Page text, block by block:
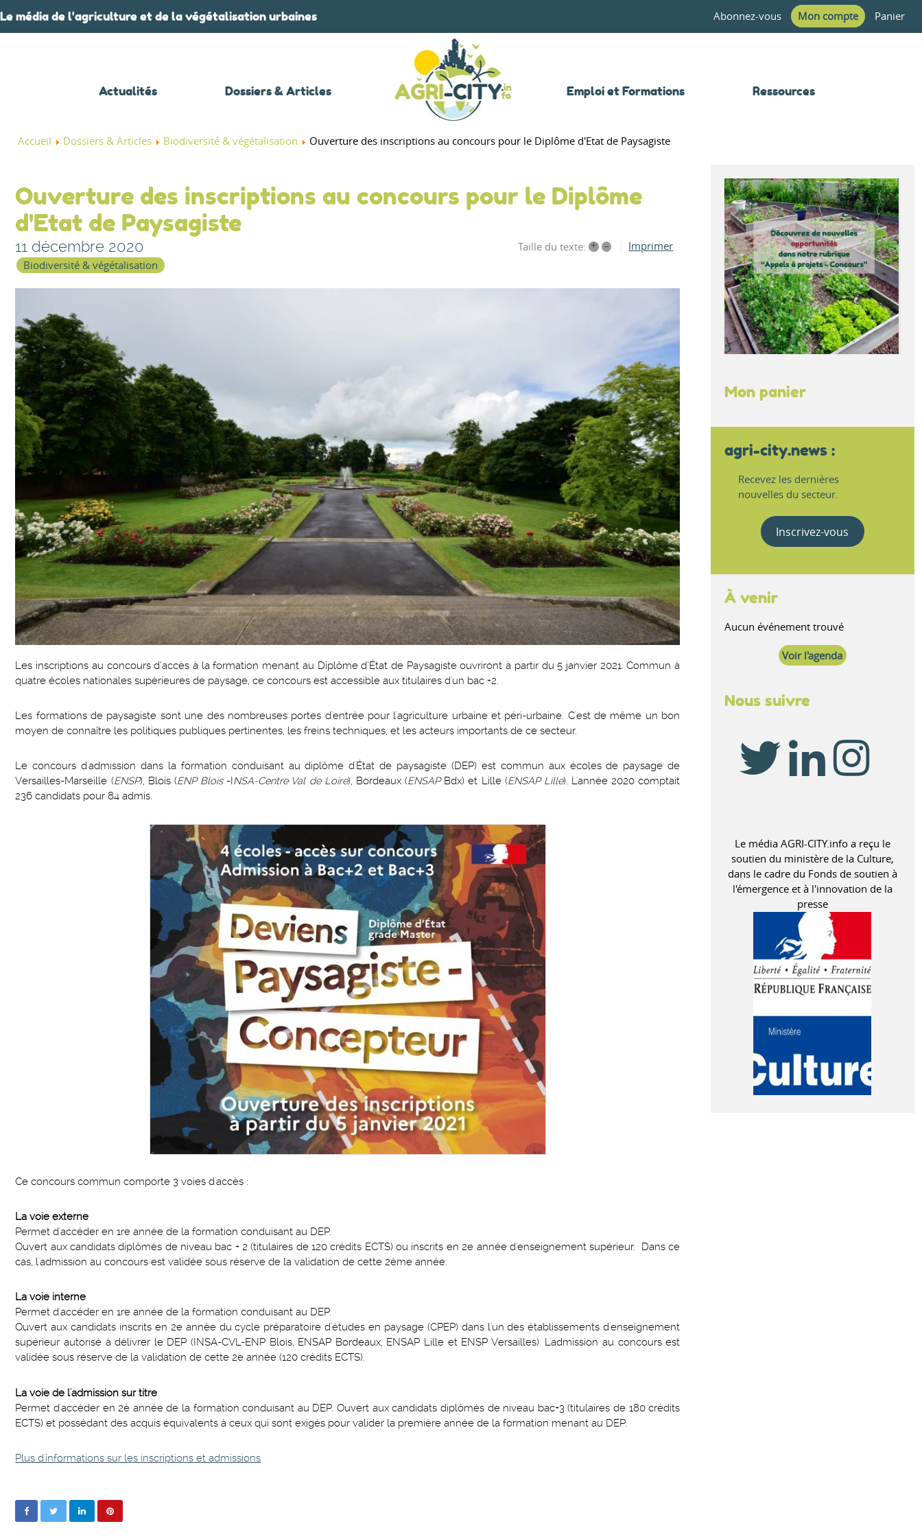
Le média de l'agriculture et de la végétalisation urbaines Abonnez-vous Mon compte Panier
Actualités Dossiers & Articles Emploi et Formations Ressources
Accueil Dossiers & Articles Biodiversité & végétalisation Ouverture des inscriptions au concours pour le Diplôme d'Etat de Paysagiste
Ouverture des inscriptions au concours pour le Diplôme
d'Etat de Paysagiste
11 décembre 2020 Taille du texte: + –
Imprimer
Biodiversité & végétalisation
Les inscriptions au concours d’accès à la formation menant au Diplôme d’État de Paysagiste ouvriront à partir du 5 janvier 2021. Commun à
quatre écoles nationales supérieures de paysage, ce concours est accessible aux titulaires d'un bac +2.
Les formations de paysagiste sont une des nombreuses portes d'entrée pour l'agriculture urbaine et péri-urbaine. C'est de même un bon
moyen de connaître les politiques publiques pertinentes, les freins techniques, et les acteurs importants de ce secteur.
Le concours d'admission dans la formation conduisant au diplôme d'État de paysagiste (DEP) est commun aux écoles de paysage de
Versailles-Marseille (ENSP), Blois (ENP Blois-I NSA-Centre Val de Loire), Bordeaux (ENSAPBdx) et Lille (ENSAP Lille). L'année 2020 comptait
236 candidats pour 84 admis.
Ce concours commun comporte 3 voies d'accès :
La voie externe
Permet d'accéder en 1re année de la formation conduisant au DEP.
Ouvert aux candidats diplômés de niveau bac + 2 (titulaires de 120 crédits ECTS) ou inscrits en 2e année d'enseignement supérieur. Dans ce
cas, l'admission au concours est validée sous réserve de la validation de cette 2ème année.
La voie interne
Permet d'accéder en 1re année de la formation conduisant au DEP.
Ouvert aux candidats inscrits en 2e année du cycle préparatoire d'études en paysage (CPEP) dans l'un des établissements d'enseignement
supérieur autorisé à délivrer le DEP (INSA-CVL-ENP Blois, ENSAP Bordeaux, ENSAP Lille et ENSP Versailles). L'admission au concours est
validée sous réserve de la validation de cette 2e année (120 crédits ECTS).
La voie de l'admission sur titre
Permet d'accéder en 2è année de la formation conduisant au DEP. Ouvert aux candidats diplômés de niveau bac+3 (titulaires de 180 crédits
ECTS) et possédant des acquis équivalents à ceux qui sont exigés pour valider la première année de la formation menant au DEP.
Plus d'informations sur les inscriptions et admissions
Mon panier
agri-city.news :
Recevez les dernières
nouvelles du secteur.
Inscrivez-vous
À venir
Aucun événement trouvé
Voir l'agenda
Nous suivre
Le média AGRI-CITY.info a reçu le
soutien du ministère de la Culture,
dans le cadre du Fonds de soutien à
l'émergence et à l'innovation de la
presse